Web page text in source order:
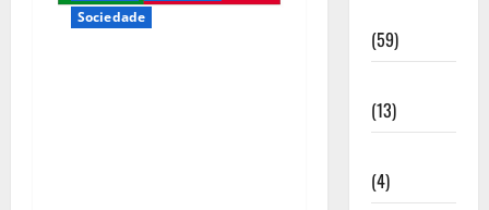
Sociedade
(59)
(13)
(4)